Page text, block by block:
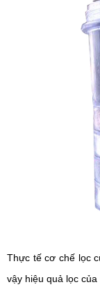
Thực tế cơ chế lọc
vậy hiệu quả lọc